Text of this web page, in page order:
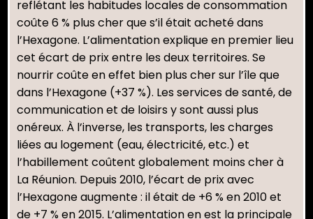
reflétant les habitudes locales de consommation
coûte 6 % plus cher que s’il était acheté dans
l’Hexagone. L’alimentation explique en premier lieu
cet écart de prix entre les deux territoires. Se
nourrir coûte en effet bien plus cher sur l’île que
dans l’Hexagone (+37 %). Les services de santé, de
communication et de loisirs y sont aussi plus
onéreux. À l’inverse, les transports, les charges
liées au logement (eau, électricité, etc.) et
l’habillement coûtent globalement moins cher à
La Réunion. Depuis 2010, l’écart de prix avec
l’Hexagone augmente : il était de +6 % en 2010 et
de +7 % en 2015. L’alimentation en est la principale